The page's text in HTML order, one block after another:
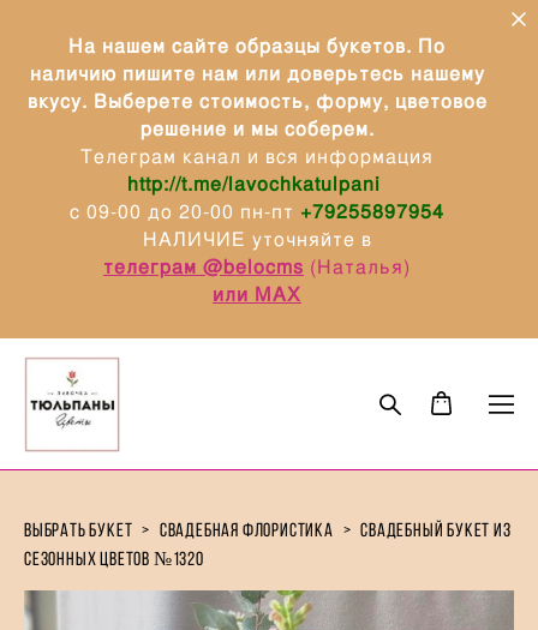
На нашем сайте образцы букетов. По
наличию пишите нам или доверьтесь нашему
вкусу. Выберете стоимость, форму, цветовое
решение и мы соберем.
Телеграм канал и вся информация
http://t.me/lavochkatulpani
с 09-00 до 20-00 пн-пт +79255897954
НАЛИЧИЕ уточняйте в
телеграм @belocms (Наталья)
или МАХ
выбрать букет > свадебная флористика > свадебный букет из
сезонных цветов №1320